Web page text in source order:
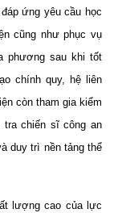
ứng yêu cầu học
cũng như phục vụ
phương sau khi tốt
chính quy, hệ liên
còn tham giakiểm
chiến sĩ công an
duy trì nền tảng thể
lượng cao của lực